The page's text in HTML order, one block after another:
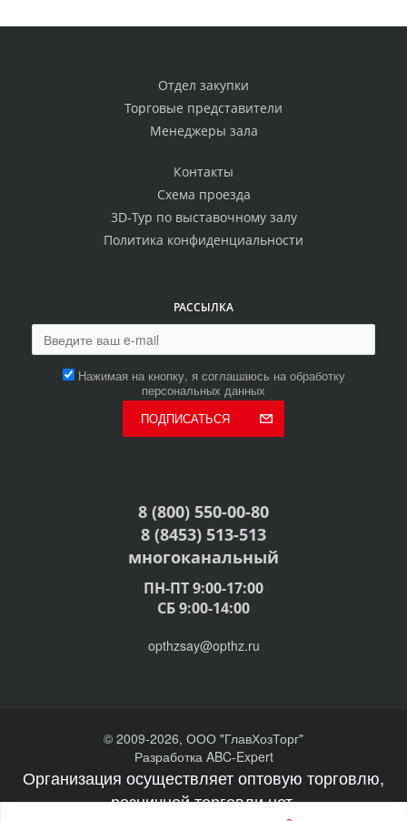
Отдел закупки
Торговые представители
Менеджеры зала
Контакты
Схема проезда
3D-Тур по выставочному залу
Политика конфиденциальности
РАССЫЛКА
Нажимая на кнопку, я соглашаюсь на обработку
персональных данных
ПОДПИСАТЬСЯ
8 (800) 550-00-80
8 (8453) 513-513
многоканальный
ПН-ПТ 9:00-17:00
СБ 9:00-14:00
opthzsay@opthz.ru
© 2009-2026, ООО "ГлавХозТорг"
Разработка ABC-Expert
Организация осуществляет оптовую торговлю,
розничной торговли нет.